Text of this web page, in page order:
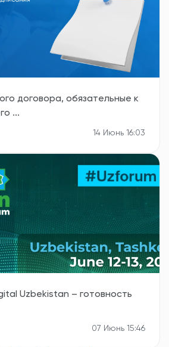
договора, обязательные к
...
14 Июнь 16:03
Uzbekistan – готовность
07 Июнь 15:46